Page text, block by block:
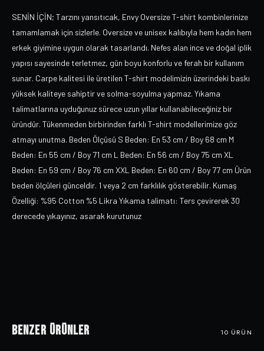
SENİN İÇİN; Tarzını yansıtıcak, Envy Oversize T-shirt kombinlerinize
tamamlamak için sizlerle. Oversize ve unisex kalıbıyla hem kadın hem
erkek giyimine uygun olarak tasarlandı. Nefes alan ince ve doğal iplik
yapısı sayesinde terletmez, gün boyu konforlu ve ferah bir kullanım
sunar. Carpe kalitesi ile üretilen T-shirt modelimizin üzerindeki baskı
yüksek kaliteye sahiptir ve solma-soyulma yapmaz. Yıkama
talimatlarına uyduğunuz sürece uzun yıllar kullanabileceğiniz bir
üründür. Tükenmeden birbirinden farklı T-shirt modellerimize göz
atmayı unutma. Beden Ölçüsü S Beden: En 53 cm / Boy 68 cm M
Beden: En 55 cm / Boy 71 cm L Beden: En 56 cm / Boy 75 cm XL
Beden: En 59 cm / Boy 76 cm XXL Beden: En 60 cm / Boy 77 cm Ürün
beden ölçüleri günceldir. 1 veya 2 cm farklılık gösterebilir. Kumaş
Özelliği: %95 Cotton %5 Likra Yıkama talimatı: Ters çevirerek 30
derecede yıkayınız, asarak kurutunuz
Benzer Ürünler 10 ÜRÜN